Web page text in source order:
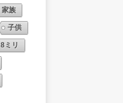
家族
子供
8ミリ